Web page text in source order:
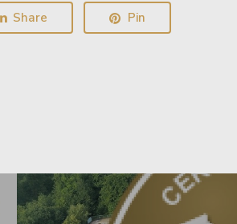
Share Pin